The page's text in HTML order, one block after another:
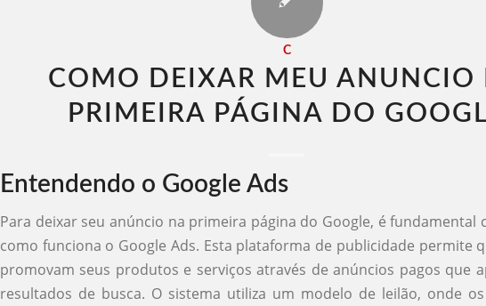
C
COMO DEIXAR MEU ANUNCIO
PRIMEIRA PÁGINA DO
Entendendo o Google Ads
Para deixar seu anúncio na primeira página do Google, é fundamental
como funciona o Google Ads. Esta plataforma de publicidade permite
promovam seus produtos e serviços através de anúncios pagos que
resultados de busca. O sistema utiliza um modelo de leilão, onde